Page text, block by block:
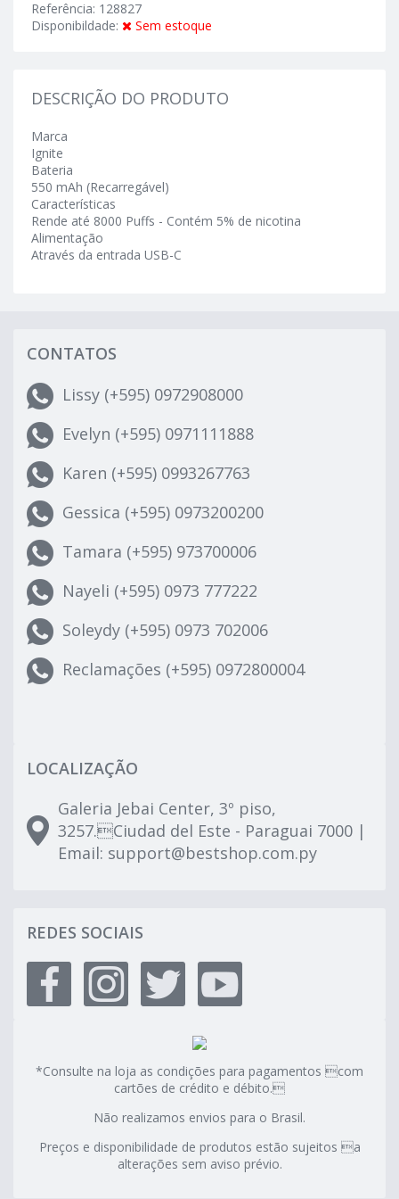
Referência: 128827
Disponibildade:
Sem estoque
DESCRIÇÃO DO PRODUTO
Marca
Ignite
Bateria
550 mAh (Recarregável)
Características
Rende até 8000 Puffs - Contém 5% de nicotina
Alimentação
Através da entrada USB-C
CONTATOS
Lissy (+595) 0972908000
Evelyn (+595) 0971111888
Karen (+595) 0993267763
Gessica (+595) 0973200200
Tamara (+595) 973700006
Nayeli (+595) 0973 777222
Soleydy (+595) 0973 702006
Reclamações (+595) 0972800004
LOCALIZAÇÃO
Galeria Jebai Center, 3º piso,
3257.Ciudad del Este - Paraguai 7000 |
Email: support@bestshop.com.py
REDES SOCIAIS
*Consulte na loja as condições para pagamentos com
cartões de crédito e débito.
Não realizamos envios para o Brasil.
Preços e disponibilidade de produtos estão sujeitos a
alterações sem aviso prévio.